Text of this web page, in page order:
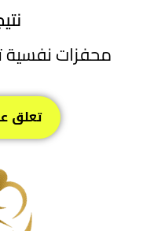
محفزات نفسية
تعلق